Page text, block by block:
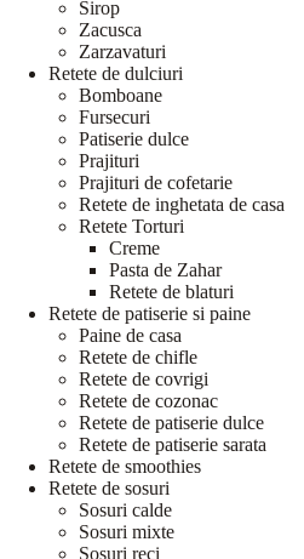
Sirop
Zacusca
Zarzavaturi
Retete de dulciuri
Bomboane
Fursecuri
Patiserie dulce
Prajituri
Prajituri de cofetarie
Retete de inghetata de casa
Retete Torturi
Creme
Pasta de Zahar
Retete de blaturi
Retete de patiserie si paine
Paine de casa
Retete de chifle
Retete de covrigi
Retete de cozonac
Retete de patiserie dulce
Retete de patiserie sarata
Retete de smoothies
Retete de sosuri
Sosuri calde
Sosuri mixte
Sosuri reci